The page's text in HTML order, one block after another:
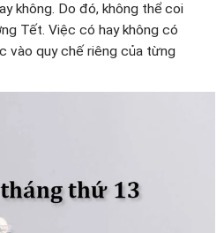
không. Do đó, không thể coi
Tết. Việc có hay không có
vào quy chế riêng của từng